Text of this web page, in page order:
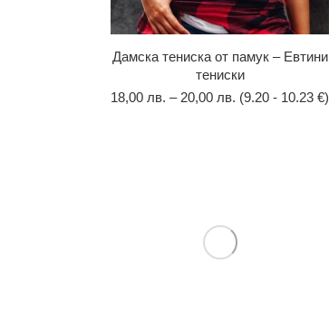
Дамска тениска от памук – Евтини
тениски
18,00 лв. – 20,00 лв. (9.20 - 10.23 €)